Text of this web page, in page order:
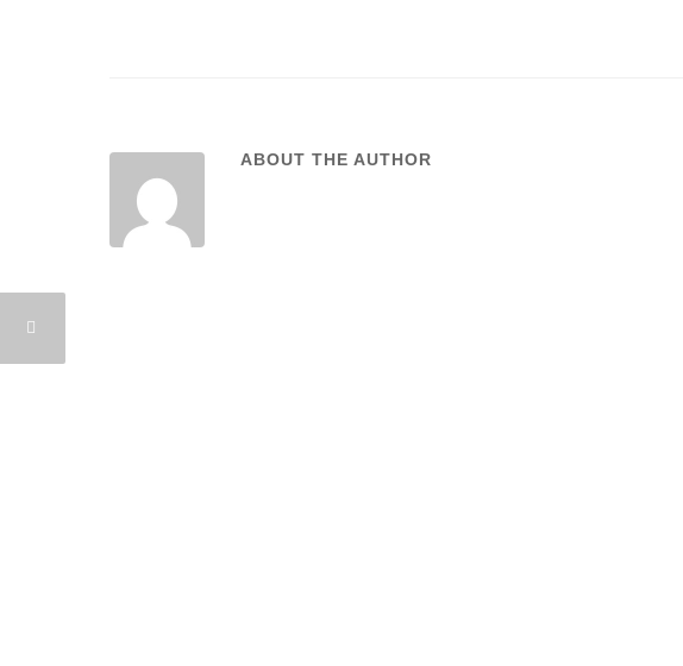
ABOUT THE AUTHOR